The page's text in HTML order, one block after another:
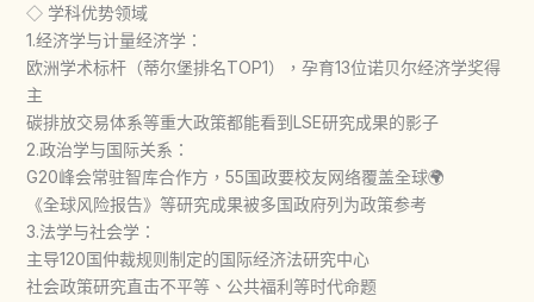
◇ 学科优势领域
1.经济学与计量经济学：
欧洲学术标杆（蒂尔堡排名TOP1），孕育13位诺贝尔经济学奖得
主
碳排放交易体系等重大政策都能看到LSE研究成果的影子
2.政治学与国际关系：
G20峰会常驻智库合作方，55国政要校友网络覆盖全球🌍
《全球风险报告》等研究成果被多国政府列为政策参考
3.法学与社会学：
主导120国仲裁规则制定的国际经济法研究中心
社会政策研究直击不平等、公共福利等时代命题